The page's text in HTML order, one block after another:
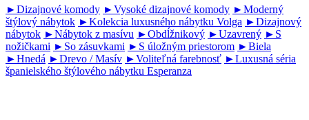
►Dizajnové komody ►Vysoké dizajnové komody ►Moderný
štýlový nábytok ►Kolekcia luxusného nábytku Volga ►Dizajnový
nábytok ►Nábytok z masívu ►Obdĺžnikový ►Uzavrený ►S
nožičkami ►So zásuvkami ►S úložným priestorom ►Biela
►Hnedá ►Drevo / Masív ►Voliteľná farebnosť ►Luxusná séria
španielského štýlového nábytku Esperanza